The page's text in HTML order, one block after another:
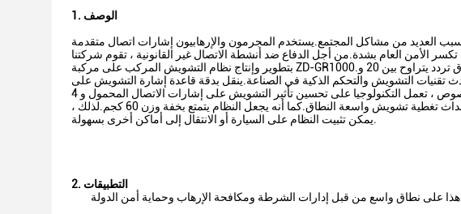
1. الوصف
العديد من مشاكل المجتمع.يستخدم المجرمون والإرهابيون إشارات اتصال متقدمة
الأمن العام بشدة.من أجل الدفاع ضد أنشطة الاتصال غير القانونية ، تقوم شركتنا
بتطوير وإنتاج نظام التشويش المركب على مركبة ZD-GR1000.يمكنه تشويش كل إشارات التحكم عن بعد اللاسلكية النموذجية في نطاق تردد يتراوح بين 20 و
تقنيات التشويش والتحكم الذكية في الصناعة.ينقل بدقة قاعدة إشارة التشويش على
خصائص إشارة الهدف لتحقيق أفضل تأثير تشويش.على وجه الخصوص ، تعمل التكنولوجيا على تحسين تأثير التشويش على إشارات الاتصال المحمول و 4 G و 5 G
في نطاق 20-6000 ميجاهرتز.يستخدم النظام طاقة إرسال منخفضة لإحداث تغطية تشويش واسعة النطاق.كما أنه يجعل النظام يتمتع بخفة وزن 60 كجم.لذلك ،
يمكن تثبيت النظام على السيارة أو الانتقال إلى أماكن أخرى بسهولة.
2. التطبيقات